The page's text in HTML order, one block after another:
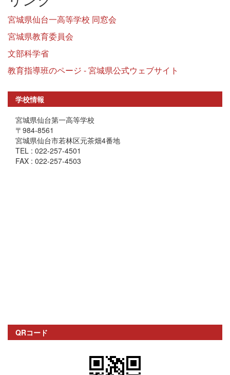
宮城県仙台一高等学校 同窓会
宮城県教育委員会
文部科学省
教育指導班のページ - 宮城県公式ウェブサイト
学校情報
宮城県仙台第一高等学校
〒984-8561
宮城県仙台市若林区元茶畑4番地
TEL : 022-257-4501
FAX : 022-257-4503
QRコード